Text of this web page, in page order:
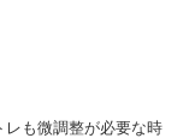
も微調整が必要な時